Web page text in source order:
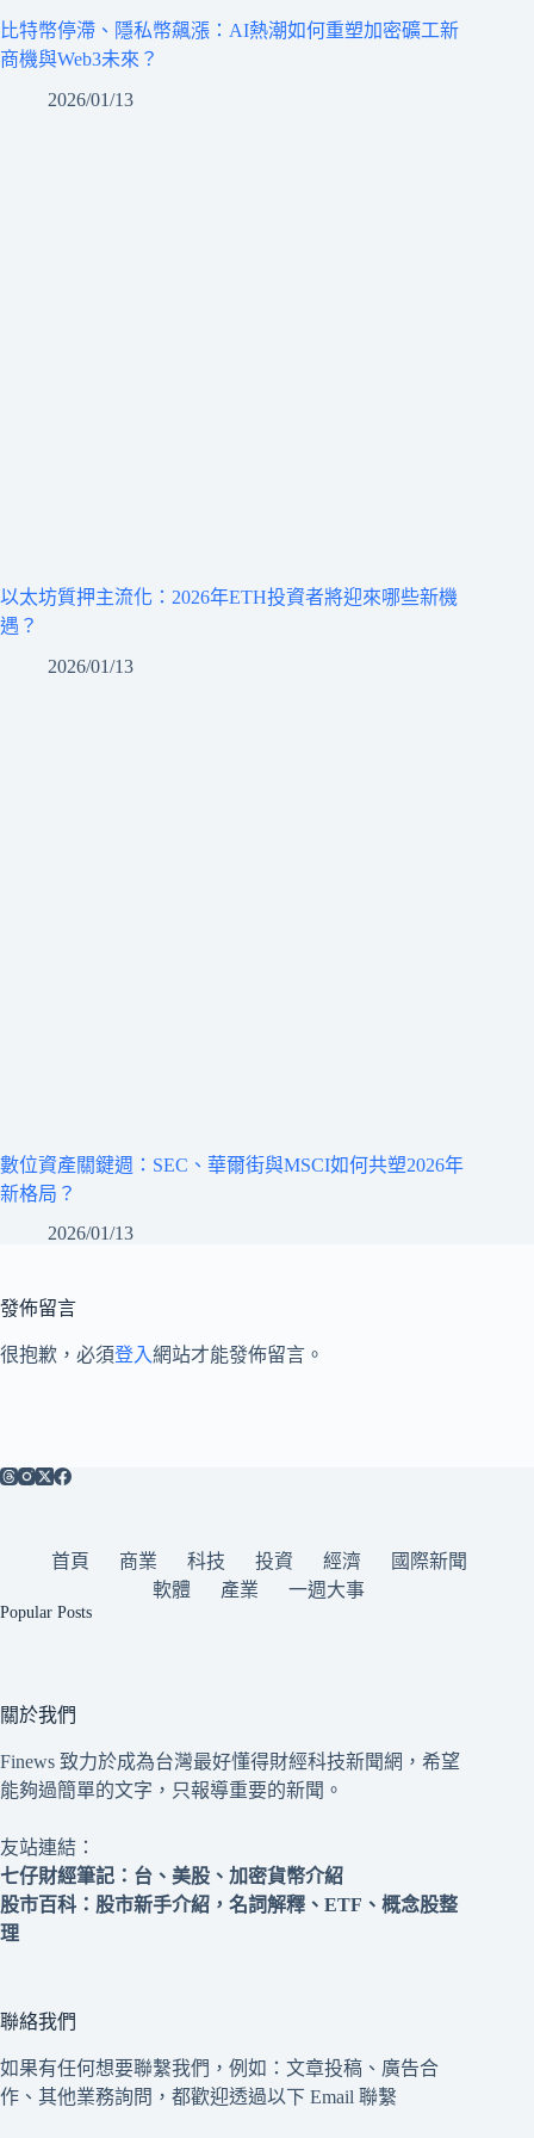
比特幣停滯、隱私幣飆漲：AI熱潮如何重塑加密礦工新
商機與Web3未來？
2026/01/13
以太坊質押主流化：2026年ETH投資者將迎來哪些新機
遇？
2026/01/13
數位資產關鍵週：SEC、華爾街與MSCI如何共塑2026年
新格局？
2026/01/13
發佈留言
很抱歉，必須登入網站才能發佈留言。
首頁 商業 科技 投資 經濟
國際新聞
軟體
產業 一週大事
Popular Posts
關於我們
Finews 致力於成為台灣最好懂得財經科技新聞網，希望
能夠過簡單的文字，只報導重要的新聞。
友站連結：
七仔財經筆記 ：台、美股、加密貨幣介紹
股市百科 ：股市新手介紹，名詞解釋、ETF、概念股整
理
聯絡我們
如果有任何想要聯繫我們，例如：文章投稿、廣告合
作、其他業務詢問，都歡迎透過以下 Email 聯繫